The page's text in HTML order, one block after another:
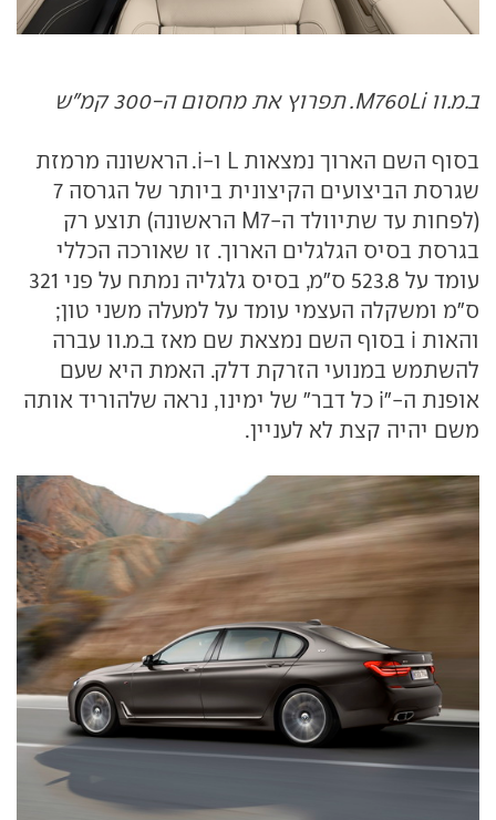
ב.מ.וו M760Li. תפרוץ את מחסום ה-300 קמ"ש
בסוף השם הארוך נמצאות L ו-i. הראשונה מרמזת
שגרסת הביצועים הקיצונית ביותר של הגרסה 7
(לפחות עד שתיוולד ה-M7 הראשונה) תוצע רק
בגרסת בסיס הגלגלים הארוך. זו שאורכה הכללי
עומד על 523.8 ס"מ, בסיס גלגליה נמתח על פני 321
ס"מ ומשקלה העצמי עומד על למעלה משני טון;
והאות i בסוף השם נמצאת שם מאז ב.מ.וו עברה
להשתמש במנועי הזרקת דלק. האמת היא שעם
אופנת ה-"i כל דבר" של ימינו, נראה שלהוריד אותה
משם יהיה קצת לא לעניין.